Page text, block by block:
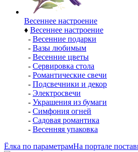
Весеннее настроение
♦ Весеннее настроение
- Весенние подарки
- Вазы любимым
- Весенние цветы
- Сервировка стола
- Романтические свечи
- Подсвечники и декор
- Электросвечи
- Украшения из бумаги
- Симфония огней
- Садовая романтика
- Весенняя упаковка
Ёлка по параметрамНа портале